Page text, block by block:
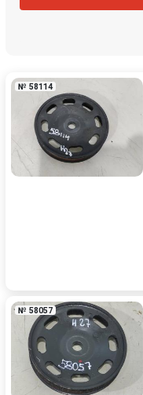
SEAT
Smart
Subaru
№ 58114
№ 58057